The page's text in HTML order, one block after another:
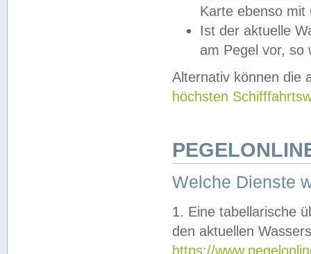
Karte ebenso mit
Ist der aktuelle
am Pegel vor,
Alternativ können die
höchsten
Welche Dienste
1. Eine tabellarische
den aktuellen
https://